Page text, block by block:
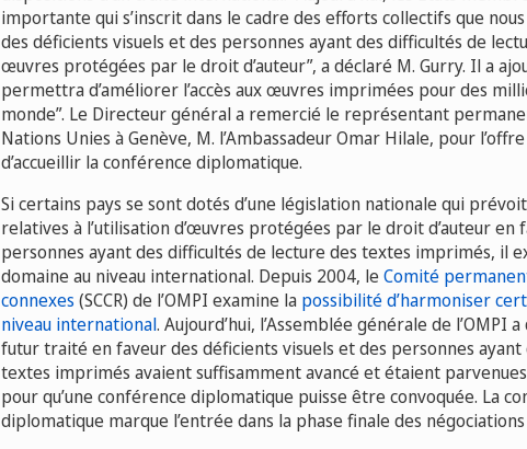
importante qui s’inscrit dans le cadre des efforts collectifs que
des déficients visuels et des personnes ayant des difficultés de
œuvres protégées par le droit d’auteur”, a déclaré M. Gurry. Il a
permettra d’améliorer l’accès aux œuvres imprimées pour des
monde”. Le Directeur général a remercié le représentant
Nations Unies à Genève, M. l’Ambassadeur Omar Hilale, pour
d’accueillir la conférence diplomatique.
Si certains pays se sont dotés d’une législation nationale qui
relatives à l’utilisation d’œuvres protégées par le droit d’auteur en
personnes ayant des difficultés de lecture des textes imprimés, il
domaine au niveau international. Depuis 2004, leComité
connexes (SCCR) de l’OMPI examine la possibilité d’harmoniser
niveau international. Aujourd’hui, l’Assemblée générale de l’OMPI
futur traité en faveur des déficients visuels et des personnes
textes imprimés avaient suffisamment avancé et étaient
pour qu’une conférence diplomatique puisse être convoquée. La
diplomatique marque l’entrée dans la phase finale des